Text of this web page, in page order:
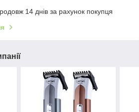
14 днів за рахунок покупця